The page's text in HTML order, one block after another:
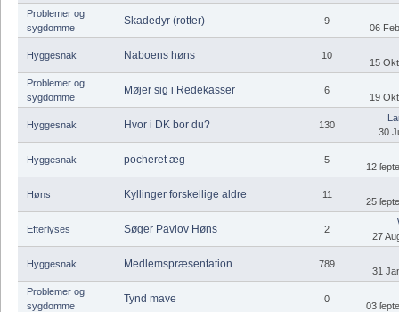
Problemer og
sygdomme
Skadedyr (rotter) 9
06
Hyggesnak Naboens høns 10
15
Problemer og
sygdomme
Møjer sig i Redekasser 6
19
Hyggesnak Hvor i DK bor du? 130
30
Hyggesnak pocheret æg 5
12
Høns Kyllinger forskellige aldre 11
25
Efterlyses Søger Pavlov Høns 2
27
Hyggesnak Medlemspræsentation 789
31
Problemer og
sygdomme
Tynd mave 0
03